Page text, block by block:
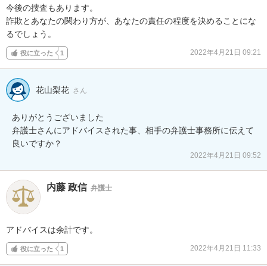
今後の捜査もあります。
詐欺とあなたの関わり方が、あなたの責任の程度を決めることにな
るでしょう。
役に立った 1 2022年4月21日 09:21
花山梨花 さん
ありがとうございました
弁護士さんにアドバイスされた事、相手の弁護士事務所に伝えて
良いですか？
2022年4月21日 09:52
内藤 政信 弁護士
アドバイスは余計です。
役に立った 1 2022年4月21日 11:33